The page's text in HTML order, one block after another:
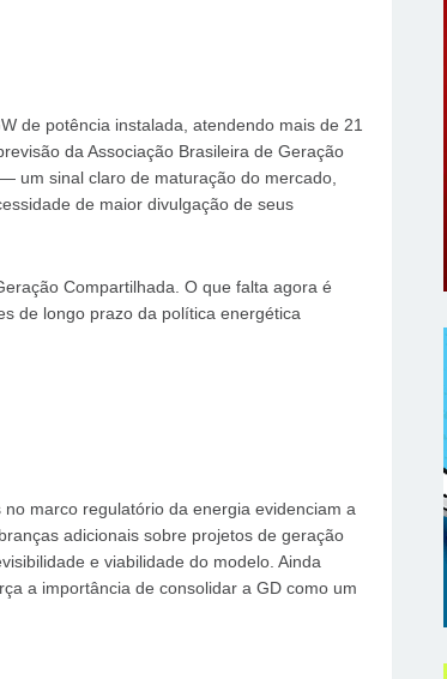
de potência instalada, atendendo mais de 21
da Associação Brasileira de Geração
um sinal claro de maturação do mercado,
de maior divulgação de seus
Compartilhada. O que falta agora é
de longo prazo da política energética
marco regulatório da energia evidenciam a
adicionais sobre projetos de geração
e viabilidade do modelo. Ainda
a importância de consolidar a GD como um